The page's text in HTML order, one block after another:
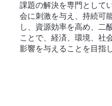
課題の解決を専門として
会に刺激を与え、持続可
し、資源効率を高め、二
ことで、経済、環境、社
影響を与えることを目指